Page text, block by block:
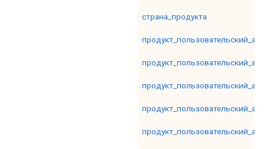
страна_продукта